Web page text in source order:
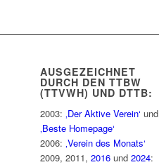
AUSGEZEICHNET
DURCH DEN TTBW
(TTVWH) UND DTTB:
2003:‚Der Aktive Verein‘ und
‚Beste Homepage‘
2006:‚Verein des Monats‘
2009, 2011,2016 und2024: